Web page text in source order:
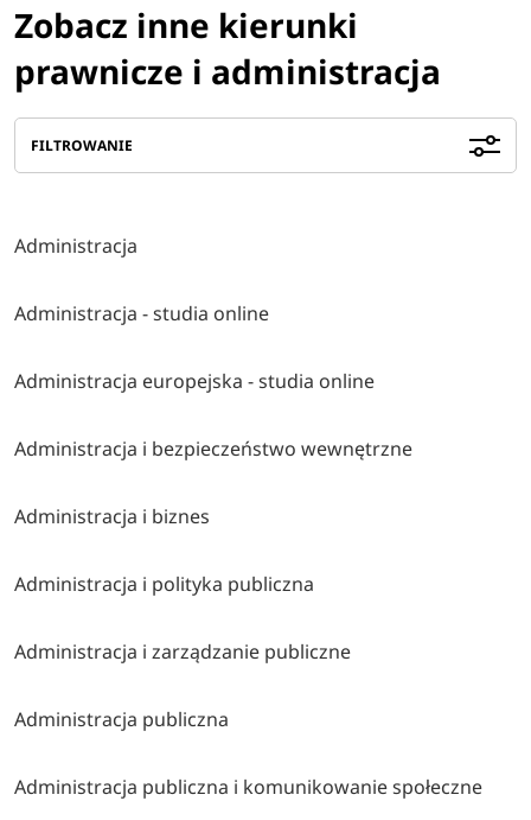
Zobacz inne kierunki
prawnicze i administracja
FILTROWANIE
Administracja
Administracja - studia online
Administracja europejska - studia online
Administracja i bezpieczeństwo wewnętrzne
Administracja i biznes
Administracja i polityka publiczna
Administracja i zarządzanie publiczne
Administracja publiczna
Administracja publiczna i komunikowanie społeczne